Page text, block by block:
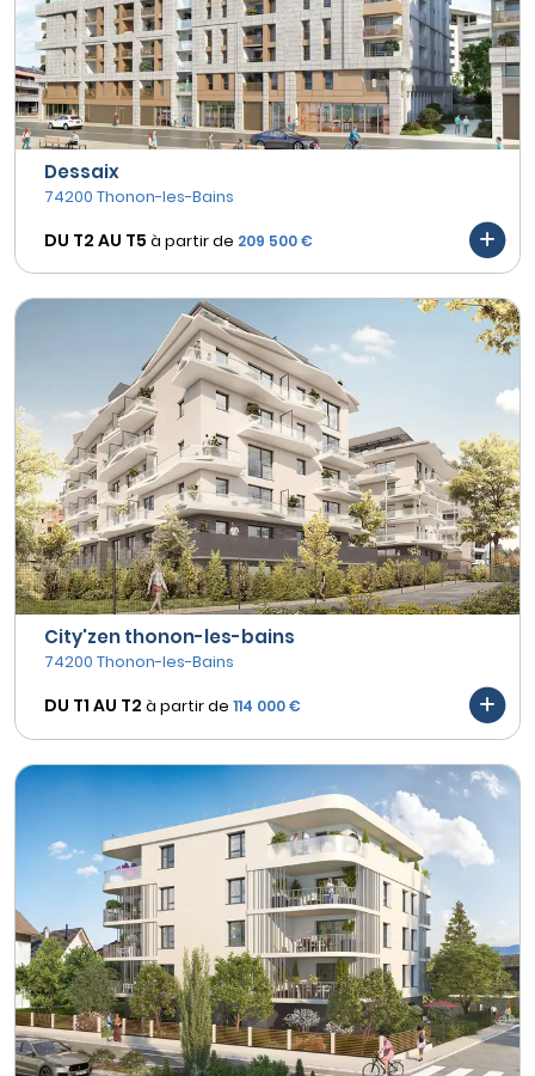
Dessaix
74200 Thonon-les-Bains
DU T2 AU T5 à partir de 209 500 €
City'zen thonon-les-bains
74200 Thonon-les-Bains
DU T1 AU T2 à partir de 114 000 €